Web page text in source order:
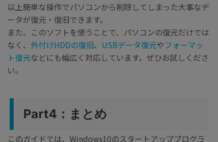
以上簡単な操作でパソコンから削除してしまった大事なデ
ータが復元・復旧できます。
また、このソフトを使うことで、パソコンの復元だけでは
なく、 外付けHDDの復旧、 USBデータ復元やフォーマッ
ト復元などにも幅広く対応しています。ぜひお試しくださ
い。
Part4：まとめ
このガイドでは、Windows10のスタートアッププログラ